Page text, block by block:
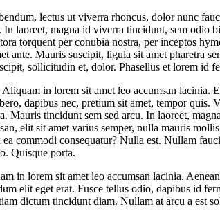
lectus ut viverra rhoncus, dolor nunc
laoreet, magna id viverra tincidunt, sem
torquent per conubia nostra, per inceptos
ante. Mauris suscipit, ligula sit amet pharetra
sollicitudin et, dolor. Phasellus et lorem id
in lorem sit amet leo accumsan
dapibus nec, pretium sit amet, tempor
Mauris tincidunt sem sed arcu. In laoreet,
elit sit amet varius semper, nulla mauris
commodi consequatur? Nulla est. Nullam
Quisque porta.
in lorem sit amet leo accumsan lacinia.
elit eget erat. Fusce tellus odio, dapibus id
dictum tincidunt diam. Nullam at arcu a est